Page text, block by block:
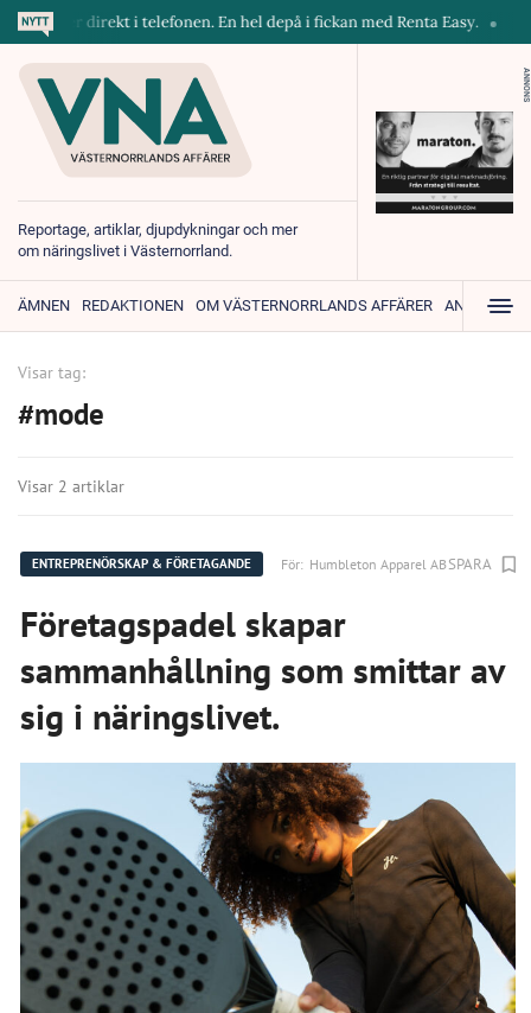
direkt i telefonen. En hel depå i fickan med Renta Easy.
Reportage, artiklar, djupdykningar och mer
om näringslivet i Västernorrland.
ANNONS
ÄMNEN REDAKTIONEN OM VÄSTERNORRLANDS AFFÄRER
Visar tag:
#mode
Visar 2 artiklar
ENTREPRENÖRSKAP & FÖRETAGANDE För: Humbleton Apparel ABSPARA
Företagspadel skapar
sammanhållning som smittar av
sig i näringslivet.